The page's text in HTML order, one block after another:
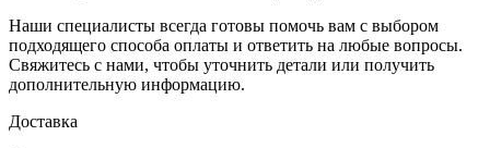
Наши специалисты всегда готовы помочь вам с выбором
подходящего способа оплаты и ответить на любые вопросы.
Свяжитесь с нами, чтобы уточнить детали или получить
дополнительную информацию.
Доставка